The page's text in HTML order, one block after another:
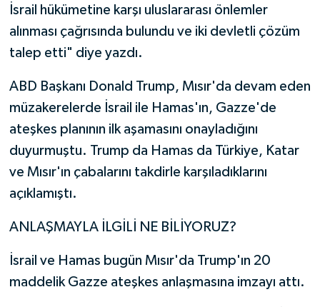
İsrail hükümetine karşı uluslararası önlemler
alınması çağrısında bulundu ve iki devletli çözüm
talep etti" diye yazdı.
ABD Başkanı Donald Trump, Mısır'da devam eden
müzakerelerde İsrail ile Hamas'ın, Gazze'de
ateşkes planının ilk aşamasını onayladığını
duyurmuştu. Trump da Hamas da Türkiye, Katar
ve Mısır'ın çabalarını takdirle karşıladıklarını
açıklamıştı.
ANLAŞMAYLA İLGİLİ NE BİLİYORUZ?
İsrail ve Hamas bugün Mısır'da Trump'ın 20
maddelik Gazze ateşkes anlaşmasına imzayı attı.